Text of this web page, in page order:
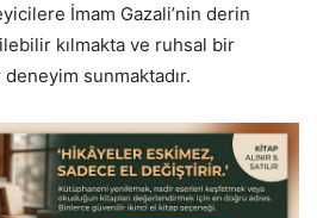
İmam Gazali’nin derin
kılmakta ve ruhsal bir
sunmaktadır.